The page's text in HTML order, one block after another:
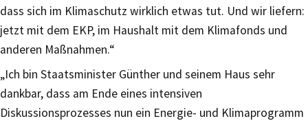
dass sich im Klimaschutz wirklich etwas tut. Und wir liefern:
jetzt mit dem EKP, im Haushalt mit dem Klimafonds und
anderen Maßnahmen.“
„Ich bin Staatsminister Günther und seinem Haus sehr
dankbar, dass am Ende eines intensiven
Diskussionsprozesses nun ein Energie- und Klimaprogramm